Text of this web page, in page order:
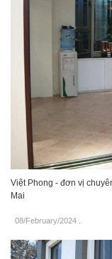
Việt Phong - đơn vị
Mai
08/February/2024 .